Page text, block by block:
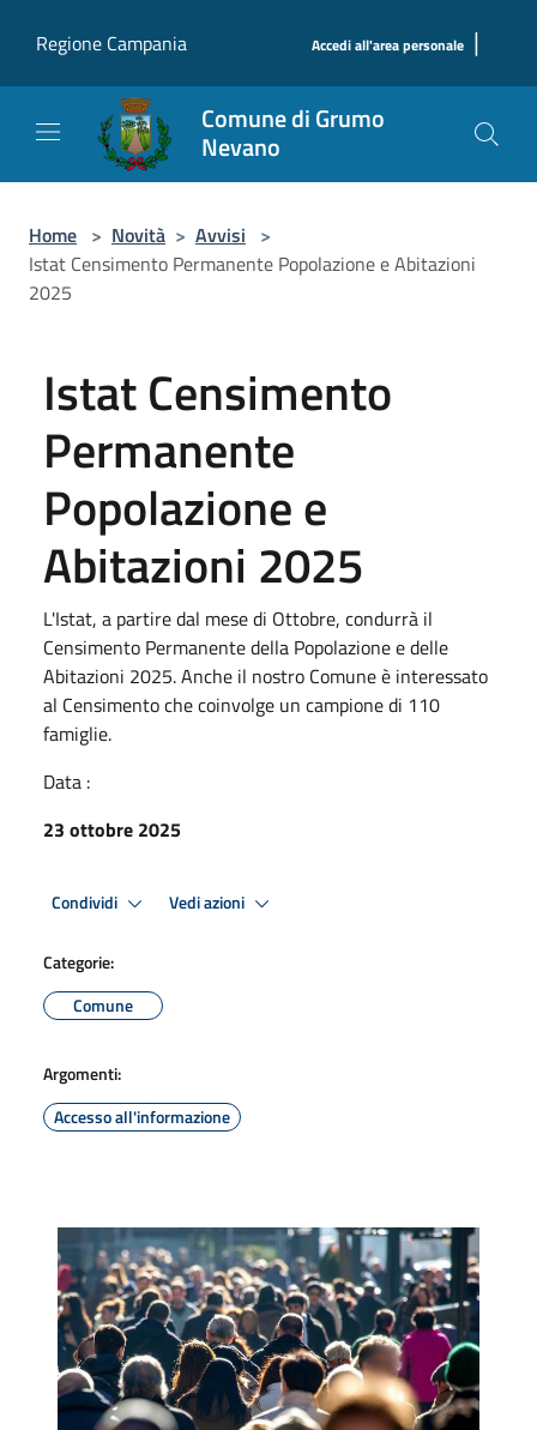
Regione Campania
Accedi all'area personale |
Comune di Grumo
Nevano
Home > Novità > Avvisi >
Istat Censimento Permanente Popolazione e Abitazioni
2025
Istat Censimento
Permanente
Popolazione e
Abitazioni 2025
L'Istat, a partire dal mese di Ottobre, condurrà il
Censimento Permanente della Popolazione e delle
Abitazioni 2025. Anche il nostro Comune è interessato
al Censimento che coinvolge un campione di 110
famiglie.
Data :
23 ottobre 2025
Condividi Vedi azioni
Categorie:
Comune
Argomenti:
Accesso all'informazione